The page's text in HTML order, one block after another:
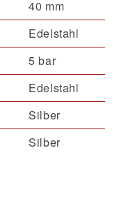
40 mm
Edelstahl
5 bar
Edelstahl
Silber
Silber